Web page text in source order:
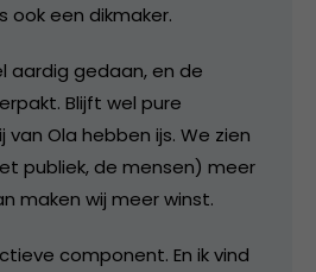
ook een dikmaker.
aardig gedaan, en de
Blijft wel pure
van Ola hebben ijs. We zien
publiek, de mensen) meer
maken wij meer winst.
component. En ik vind